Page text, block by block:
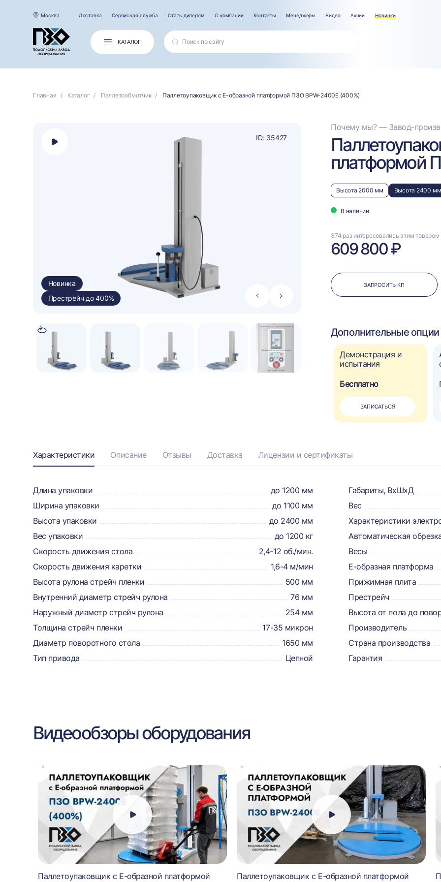
Москва Доставка Сервисная служба Стать дилером О компании Контакты Менеджеры Видео Акции Новинки
КАТАЛОГ
Главная Каталог Паллетообмотчик Паллетоупаковщик с Е-образной платформой ПЗО BPW-2400E (400%)
СтрелкаСтрелка
Открыть
ID: 35427
Новинка
Престрейч до 400%
Почему мы? — Завод-
платформой
Высота 2000 мм Высота 2400 мм
В наличии
374 раз интересовались этим товаром
609 800 ₽
ЗАПРОСИТЬ КП
Дополнительные опции
Автоматическая
обрезка стрейч
Прижимная плита Опция "Зима"
Демонстрация и
испытания
Бесплатно
ЗАПИСАТЬСЯ
Информация
товаре,
доставке,
отзывах
и
сертификаты
Характеристики Описание Отзывы Доставка Лицензии и сертификаты
Длина упаковки
до 1200 мм
Ширина упаковки
до 1100 мм
Высота упаковки
до 2400 мм
Вес упаковки
до 1200 кг
Скорость движения стола
2,4-12 об./мин.
Скорость движения каретки
1,6-4 м/мин
Высота рулона стрейч пленки
500 мм
Внутренний диаметр стрейч рулона
76 мм
Наружный диаметр стрейч рулона
254 мм
Толщина стрейч пленки
17-35 микрон
Диаметр поворотного стола
1650 мм
Тип привода
Цепной
Габариты, ВхШхД
Вес
Характеристики
Автоматическая
Весы
Е-образная платформа
Прижимная плита
Престрейч
Высота от пола до
Производитель
Страна производства
Гарантия
Видеообзоры оборудования
Паллетоупаковщик с Е-образной платформой
Паллетоупаковщик с Е-образной платформой